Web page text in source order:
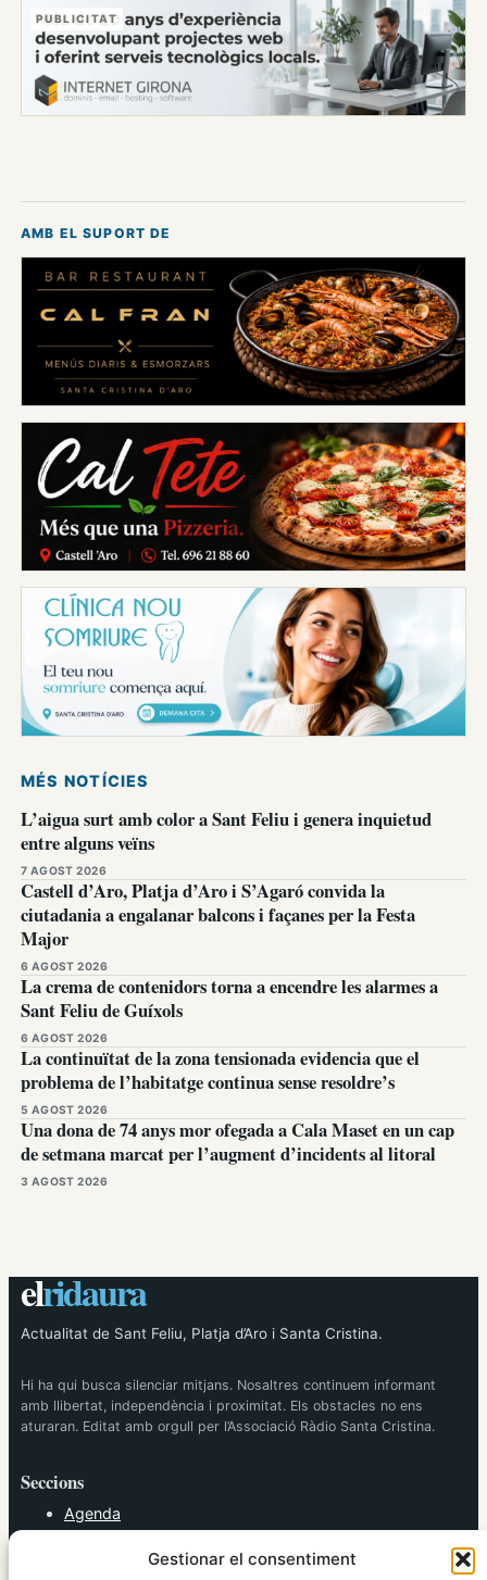
Gestionar el consentiment
PUBLICITAT
AMB EL SUPORT DE
MÉS NOTÍCIES
L’aigua surt amb color a Sant Feliu i genera inquietud
entre alguns veïns
7 AGOST 2026
Castell d’Aro, Platja d’Aro i S’Agaró convida la
ciutadania a engalanar balcons i façanes per la Festa
Major
6 AGOST 2026
La crema de contenidors torna a encendre les alarmes a
Sant Feliu de Guíxols
6 AGOST 2026
La continuïtat de la zona tensionada evidencia que el
problema de l’habitatge continua sense resoldre’s
5 AGOST 2026
Una dona de 74 anys mor ofegada a Cala Maset en un cap
de setmana marcat per l’augment d’incidents al litoral
3 AGOST 2026
elridaura
Actualitat de Sant Feliu, Platja d’Aro i Santa Cristina.
Hi ha qui busca silenciar mitjans. Nosaltres continuem informant
amb llibertat, independència i proximitat. Els obstacles no ens
aturaran. Editat amb orgull per l’Associació Ràdio Santa Cristina.
Seccions
Agenda